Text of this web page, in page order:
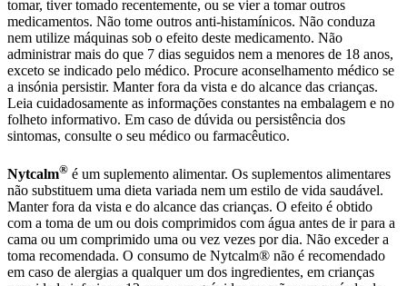
tomar, tiver tomado recentemente, ou se vier a tomar outros
medicamentos. Não tome outros anti-histamínicos. Não conduza
nem utilize máquinas sob o efeito deste medicamento. Não
administrar mais do que 7 dias seguidos nem a menores de 18 anos,
exceto se indicado pelo médico. Procure aconselhamento médico se
a insónia persistir. Manter fora da vista e do alcance das crianças.
Leia cuidadosamente as informações constantes na embalagem e no
folheto informativo. Em caso de dúvida ou persistência dos
sintomas, consulte o seu médico ou farmacêutico.
Nytcalm® é um suplemento alimentar. Os suplementos alimentares
não substituem uma dieta variada nem um estilo de vida saudável.
Manter fora da vista e do alcance das crianças. O efeito é obtido
com a toma de um ou dois comprimidos com água antes de ir para a
cama ou um comprimido uma ou vez vezes por dia. Não exceder a
toma recomendada. O consumo de Nytcalm® não é recomendado
em caso de alergias a qualquer um dos ingredientes, em crianças